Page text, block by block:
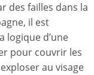
des failles dans la
il est
logique d’une
pour couvrir les
au visage